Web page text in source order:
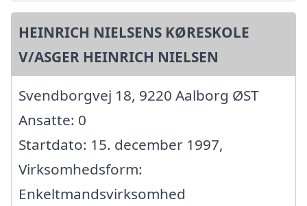
HEINRICH NIELSENS KØRESKOLE
V/ASGER HEINRICH NIELSEN
Svendborgvej 18, 9220 Aalborg ØST
Ansatte: 0
Startdato: 15. december 1997,
Virksomhedsform:
Enkeltmandsvirksomhed